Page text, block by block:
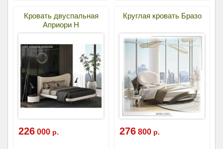
Кровать двуспальная
Априори Н
226 000 р.
Круглая кровать Бразо
276 800 р.